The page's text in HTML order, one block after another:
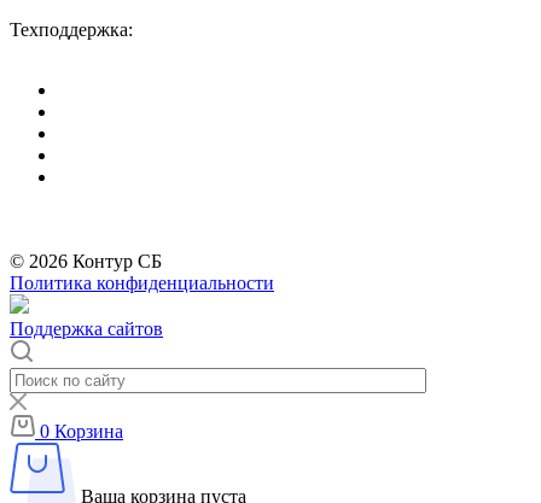
Техподдержка:
© 2026 Контур СБ
Политика конфиденциальности
Поддержка сайтов
0 Корзина
Ваша корзина пуста